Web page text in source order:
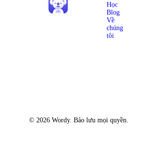
Học
Blog
Về
chúng
tôi
© 2026 Wordy. Bảo lưu mọi quyền.